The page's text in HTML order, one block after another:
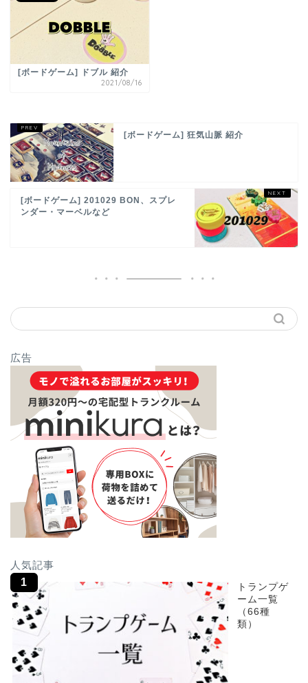
[ボードゲーム] ドブル 紹介
2021/08/16
[ボードゲーム] 狂気山脈 紹介
[ボードゲーム] 201029 BON、スプレ
ンダー・マーベルなど
広告
人気記事
トランプゲ
ーム一覧
（66種
類）